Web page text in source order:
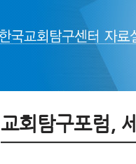
교회탐구포럼,